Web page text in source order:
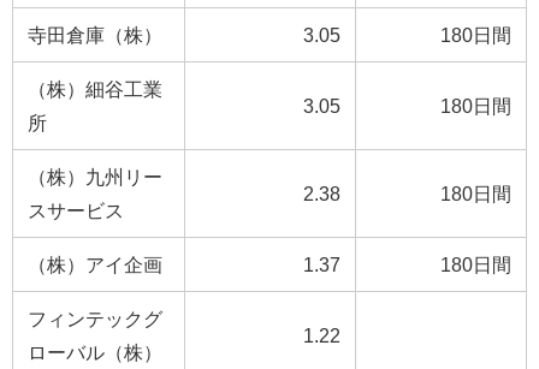
寺田倉庫（株） 3.05 180日間
（株）細谷工業
所
3.05 180日間
（株）九州リー
スサービス
2.38 180日間
（株）アイ企画 1.37 180日間
フィンテックグ
ローバル（株）
1.22